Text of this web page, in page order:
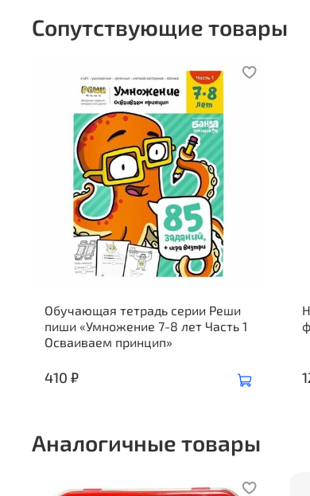
Сопутствующие товары
Обучающая тетрадь серии Реши
пиши «Умножение 7-8 лет Часть 1
Осваиваем принцип»
410 ₽
Аналогичные товары